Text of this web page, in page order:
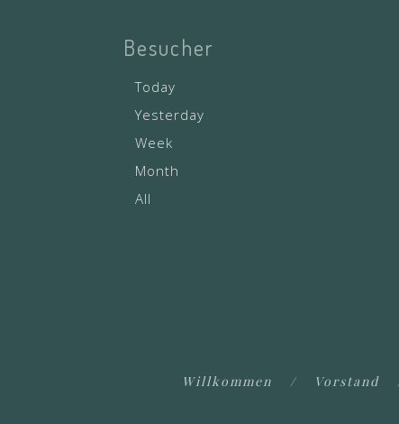
Besucher
Today
Yesterday
Week
Month
All
Willkommen Vorstand